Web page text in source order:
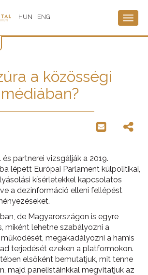
HUN ENG
a közösségi
médiában?
partnerei vizsgálják a 2019.
lépett Európai Parlament külpolitikai,
kísérletekkel kapcsolatos
a dezinformáció elleni fellépést
de Magyarországon is egyre
miként lehetne szabályozni a
megakadályozni a hamis
terjedését ezeken a platformokon.
elsőként bemutatjuk, mit tenne
majd panelistáinkkal megvitatjuk az